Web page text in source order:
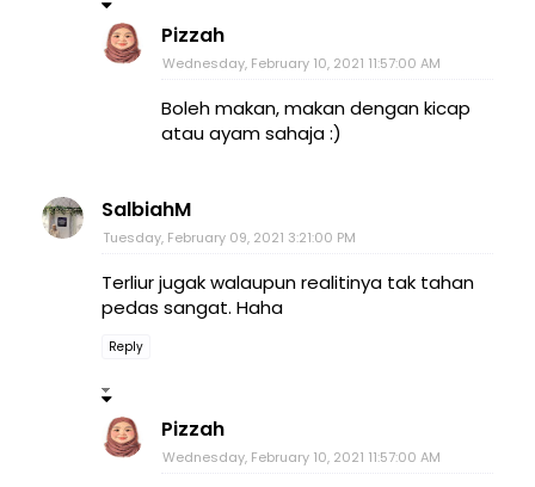
Pizzah
Wednesday, February 10, 2021 11:57:00 AM
Boleh makan, makan dengan kicap
atau ayam sahaja :)
SalbiahM
Tuesday, February 09, 2021 3:21:00 PM
Terliur jugak walaupun realitinya tak tahan
pedas sangat. Haha
Reply
Pizzah
Wednesday, February 10, 2021 11:57:00 AM